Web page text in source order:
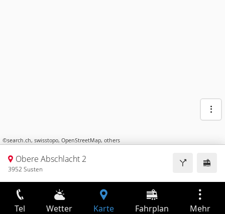
©search.ch, swisstopo, OpenStreetMap, others
Obere Abschlacht 2
3952 Susten
Tel Wetter Karte Fahrplan Mehr